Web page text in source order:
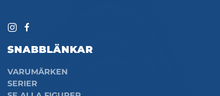
SNABBLÄNKAR
VARUMÄRKEN
SERIER